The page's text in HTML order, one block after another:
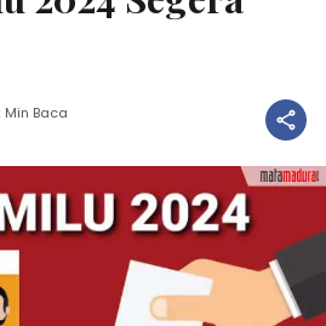
Min Baca